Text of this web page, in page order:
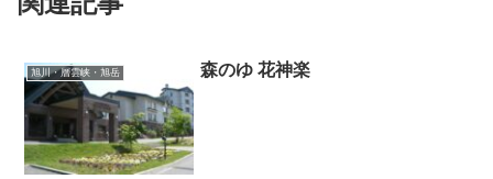
旭川・層雲峡・旭岳 森のゆ 花神楽